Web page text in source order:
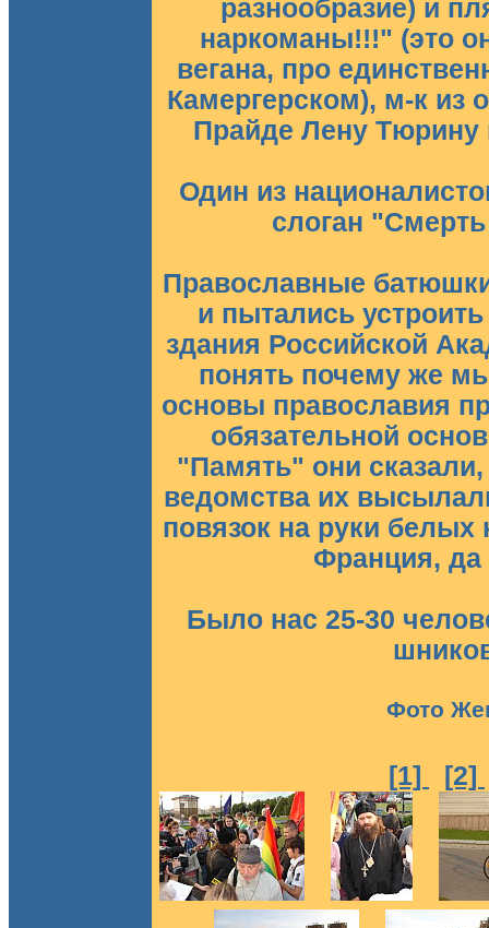
разнообразие) и
наркоманы!!!" (это
вегана, про
Камергерском), м-к из
Прайде Лену Тюрину
Один из
слоган
Православные
и пытались
здания Российской
понять почему же
основы православия
обязательной
"Память" они
ведомства их
повязок на руки
Франция, да
Было нас 25-30
Фото
[1] [2]